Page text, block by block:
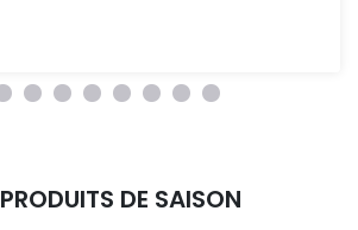
PRODUITS DE SAISON